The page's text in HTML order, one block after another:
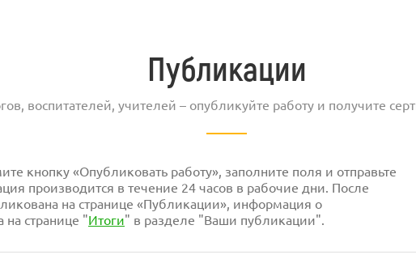
Публикации
воспитателей, учителей – опубликуйте работу и получите
кнопку «Опубликовать работу», заполните поля и отправьте
производится в течение 24 часов в рабочие дни. После
на странице «Публикации», информация о
странице "Итоги" в разделе "Ваши публикации".